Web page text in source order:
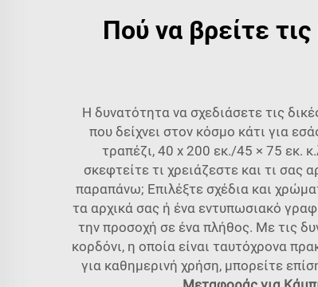
Πού να βρείτε
Η δυνατότητα να σχεδιάσετε τις
που δείχνει στον κόσμο κάτι για
τραπέζι, 40 x 200 εκ./45 × 75 εκ.
σκεφτείτε τι χρειάζεστε και τι σας
παραπάνω; Επιλέξτε σχέδια και
τα αρχικά σας ή ένα εντυπωσιακό
την προσοχή σε ένα πλήθος. Με τις
κορδόνι, η οποία είναι ταυτόχρονα
για καθημερινή χρήση, μπορείτε